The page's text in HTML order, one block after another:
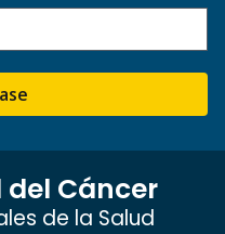
Cáncer
de la Salud